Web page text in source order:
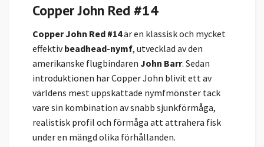
Copper John Red #14
Copper John Red #14är en klassisk och mycket
effektivbeadhead-nymf, utvecklad av den
amerikanske flugbindaren John Barr. Sedan
introduktionen har Copper John blivit ett av
världens mest uppskattade nymfmönster tack
vare sin kombination av snabb sjunkförmåga,
realistisk profil och förmåga att attrahera fisk
under en mängd olika förhållanden.